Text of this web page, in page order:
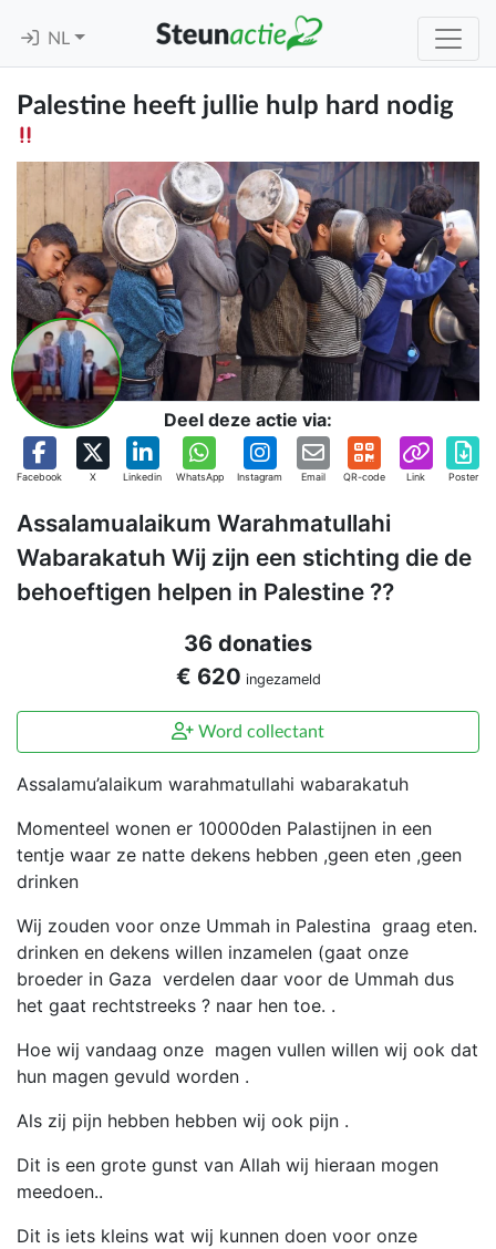
NL
Palestine heeft jullie hulp hard nodig
Deel deze actie via:
Facebook X Linkedin WhatsApp Instagram Email QR-code Link Poster
Assalamualaikum Warahmatullahi
Wabarakatuh Wij zijn een stichting die de
behoeftigen helpen in Palestine ??
36 donaties
€ 620 ingezameld
Word collectant
Assalamu’alaikum warahmatullahi wabarakatuh
Momenteel wonen er 10000den Palastijnen in een
tentje waar ze natte dekens hebben ,geen eten ,geen
drinken
Wij zouden voor onze Ummah in Palestina graag eten.
drinken en dekens willen inzamelen (gaat onze
broeder in Gaza verdelen daar voor de Ummah dus
het gaat rechtstreeks ? naar hen toe. .
Hoe wij vandaag onze magen vullen willen wij ook dat
hun magen gevuld worden .
Als zij pijn hebben hebben wij ook pijn .
Dit is een grote gunst van Allah wij hieraan mogen
meedoen..
Dit is iets kleins wat wij kunnen doen voor onze